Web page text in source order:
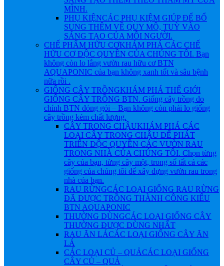
MÌNH.
PHỤ KIỆNCÁC PHỤ KIỆM GIÚP ĐỂ BỔ
SUNG THÊM VỀ QUY MÔ, TUỲ VÀO
SÁNG TẠO CỦA MỖI NGƯỜI.
CHẾ PHẨM HỮU CƠKHÁM PHÁ CÁC CHẾ
HỮU CƠ ĐỘC QUYỀN CỦA CHÚNG TÔI. Bạn
không còn lo lắng vườn rau hữu cơ BTN
AQUAPONIC của bạn không xanh tốt và sâu bệnh
nữa rồi .
GIỐNG CÂY TRỒNGKHÁM PHÁ THẾ GIỚI
GIỐNG CÂY TRỒNG BTN. Giống cây trồng do
chính BTN đóng gói – Bạn không còn phải lo giống
cây trồng kém chất lượng.
CÂY TRONG CHẬUKHÁM PHÁ CÁC
LOẠI CÂY TRONG CHẬU ĐỂ PHÁT
TRIỂN ĐỘC QUYỀN CÁC VƯỜN RAU
TRONG NHÀ CỦA CHÚNG TÔI. Chọn từng
cây của bạn, từng cây một, trong số tất cả các
giống của chúng tôi để xây dựng vườn rau trong
nhà của bạn.
RAU RỪNGCÁC LOẠI GIỐNG RAU RỪNG
ĐÃ ĐƯỢC TRỒNG THÀNH CÔNG KIỂU
BTN AQUAPONIC
THƯỜNG DÙNGCÁC LOẠI GIỐNG CÂY
THƯỜNG ĐƯỢC DÙNG NHẤT
RAU ĂN LÁCÁC LOẠI GIỐNG CÂY ĂN
LÁ
CÁC LOẠI CỦ – QUẢCÁC LOẠI GIỐNG
CÂY CỦ – QUẢ